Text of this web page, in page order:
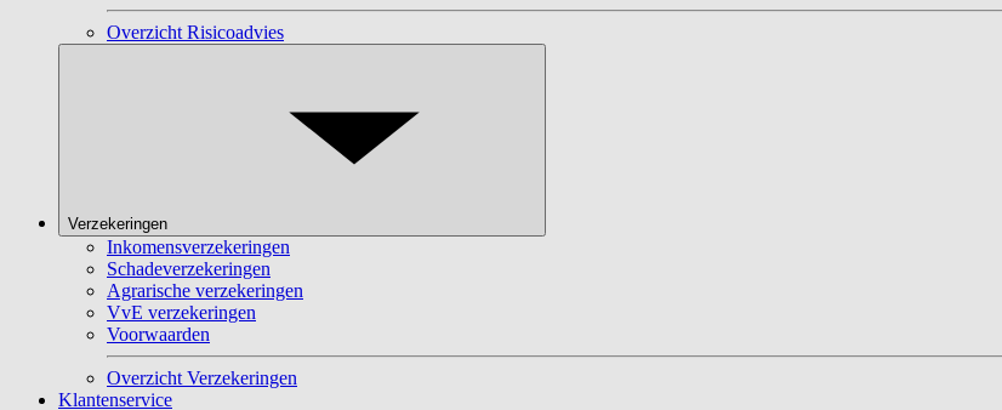
Overzicht Risicoadvies
Verzekeringen
Inkomensverzekeringen
Schadeverzekeringen
Agrarische verzekeringen
VvE verzekeringen
Voorwaarden
Overzicht Verzekeringen
Klantenservice